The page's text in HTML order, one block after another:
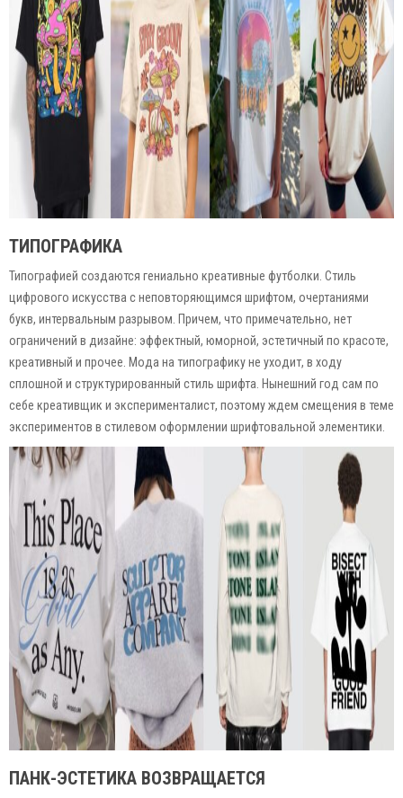
ТИПОГРАФИКА
Типографией создаются гениально креативные футболки. Стиль
цифрового искусства с неповторяющимся шрифтом, очертаниями
букв, интервальным разрывом. Причем, что примечательно, нет
ограничений в дизайне: эффектный, юморной, эстетичный по красоте,
креативный и прочее. Мода на типографику не уходит, в ходу
сплошной и структурированный стиль шрифта. Нынешний год сам по
себе креативщик и эксперименталист, поэтому ждем смещения в теме
экспериментов в стилевом оформлении шрифтовальной элементики.
ПАНК-ЭСТЕТИКА ВОЗВРАЩАЕТСЯ